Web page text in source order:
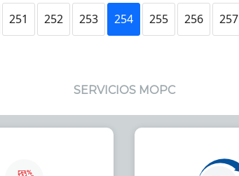
251 252 253 254 255 256 257
SERVICIOS MOPC